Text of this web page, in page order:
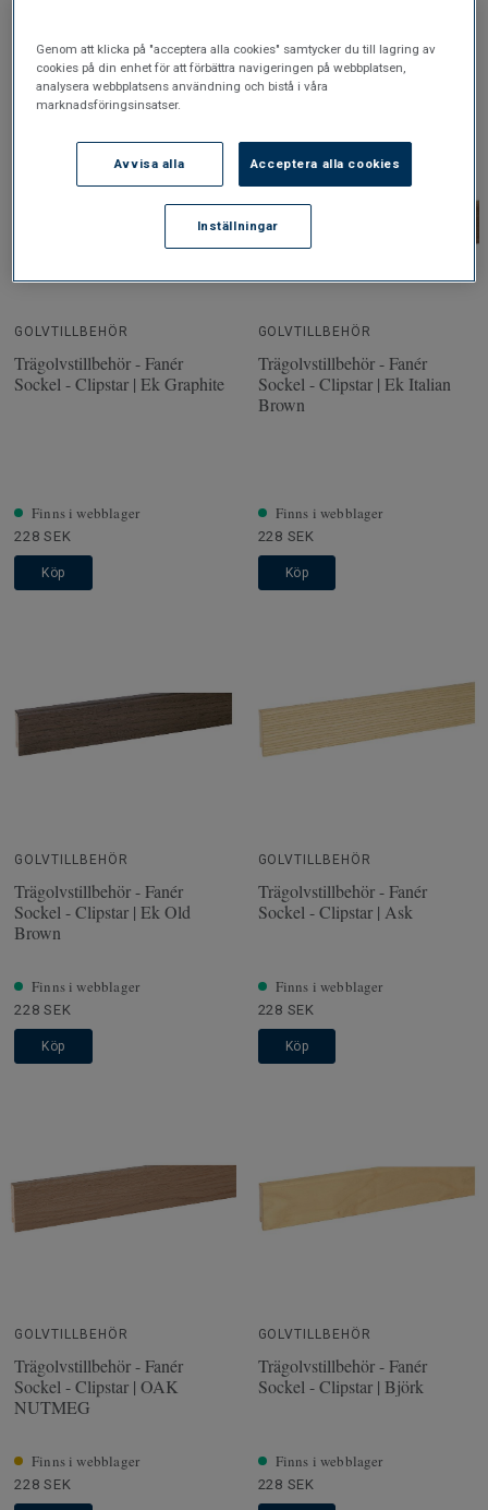
Finns i webblager
228 SEK
Grey
Finns i webblager
228 SEK
GOLVTILLBEHÖR
Trägolvstillbehör - Fanér
Sockel - Clipstar | Ek Graphite
Finns i webblager
228 SEK
Köp
GOLVTILLBEHÖR
Trägolvstillbehör - Fanér
Sockel - Clipstar | Ek Italian
Brown
Finns i webblager
228 SEK
Köp
GOLVTILLBEHÖR
Trägolvstillbehör - Fanér
Sockel - Clipstar | Ek Old
Brown
Finns i webblager
228 SEK
Köp
GOLVTILLBEHÖR
Trägolvstillbehör - Fanér
Sockel - Clipstar | Ask
Finns i webblager
228 SEK
Köp
GOLVTILLBEHÖR
Trägolvstillbehör - Fanér
Sockel - Clipstar | OAK
NUTMEG
Finns i webblager
228 SEK
GOLVTILLBEHÖR
Trägolvstillbehör - Fanér
Sockel - Clipstar | Björk
Finns i webblager
228 SEK
Genom att klicka på "acceptera alla cookies" samtycker du till lagring av
cookies på din enhet för att förbättra navigeringen på webbplatsen,
analysera webbplatsens användning och bistå i våra
marknadsföringsinsatser.
Avvisa alla Acceptera alla cookies
Inställningar